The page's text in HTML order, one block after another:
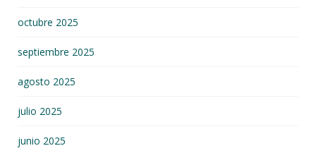
octubre 2025
septiembre 2025
agosto 2025
julio 2025
junio 2025